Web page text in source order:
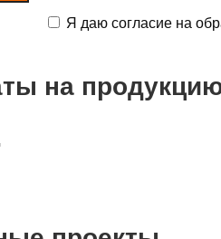
Я даю согласие на
на